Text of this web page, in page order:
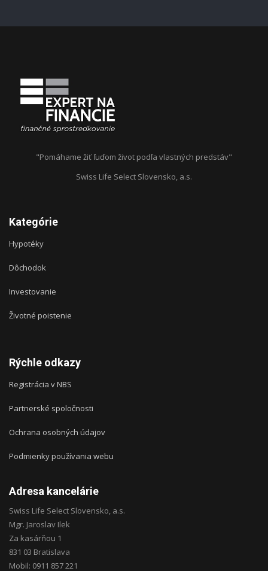
"Pomáhame žiť ľuďom život podľa vlastných predstáv"
Swiss Life Select Slovensko, a.s.
Kategórie
Hypotéky
Dôchodok
Investovanie
Životné poistenie
Rýchle odkazy
Registrácia v NBS
Partnerské spoločnosti
Ochrana osobných údajov
Podmienky používania webu
Adresa kancelárie
Swiss Life Select Slovensko, a.s.
Mgr. Jaroslav Ilek
Za kasárňou 1
831 03 Bratislava
Mobil: 0911 857 221